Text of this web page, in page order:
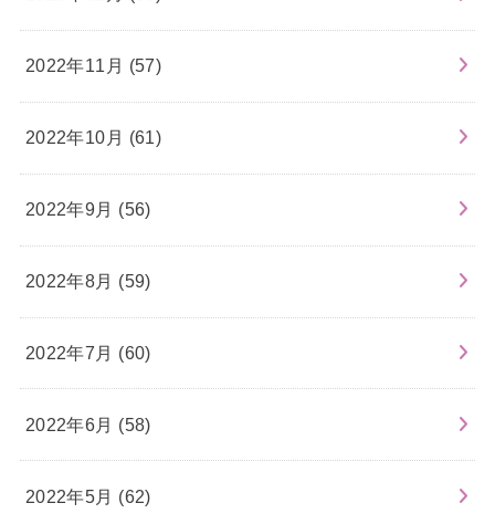
2022年11月 (57)
2022年10月 (61)
2022年9月 (56)
2022年8月 (59)
2022年7月 (60)
2022年6月 (58)
2022年5月 (62)